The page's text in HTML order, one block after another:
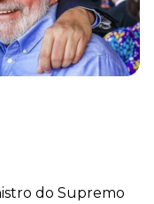
do Supremo